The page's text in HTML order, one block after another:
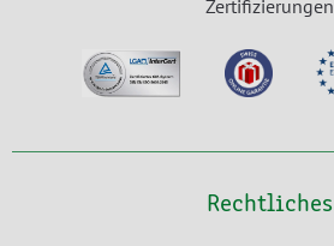
Zertifizierungen
Rechtliches